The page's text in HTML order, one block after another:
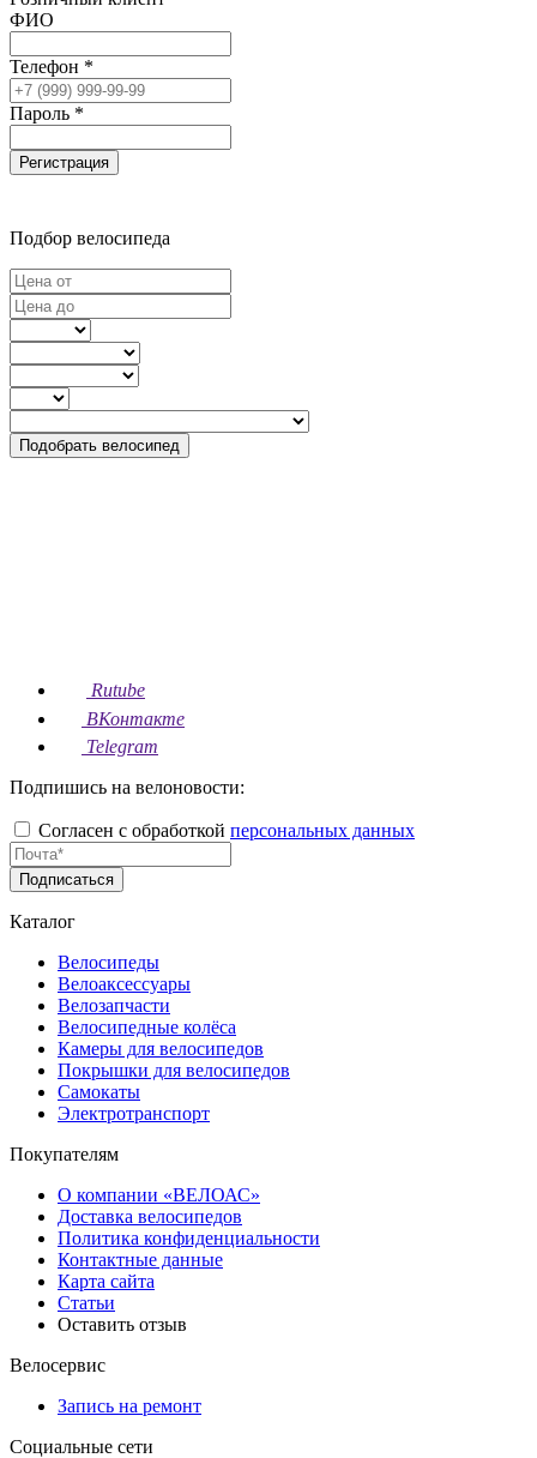
ФИО
Телефон *
Пароль *
Регистрация
Подбор велосипеда
Подобрать велосипед
Rutube
ВКонтакте
Telegram
Подпишись на велоновости:
Согласен с обработкой персональных данных
Подписаться
Каталог
Велосипеды
Велоаксессуары
Велозапчасти
Велосипедные колёса
Камеры для велосипедов
Покрышки для велосипедов
Самокаты
Электротранспорт
Покупателям
О компании «ВЕЛОАС»
Доставка велосипедов
Политика конфиденциальности
Контактные данные
Карта сайта
Статьи
Оставить отзыв
Велосервис
Запись на ремонт
Социальные сети